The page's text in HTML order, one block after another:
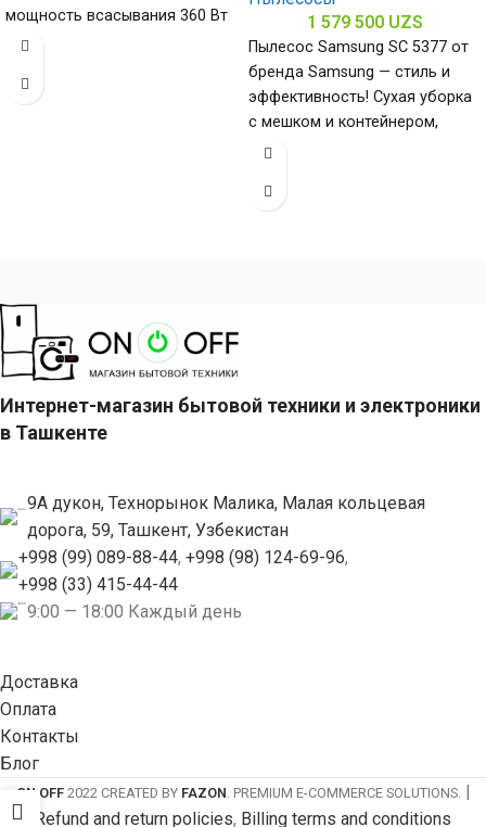
мощность всасывания 360 Вт
1 579 500 UZS
Пылесос Samsung SC 5377 от
бренда Samsung — стиль и
эффективность! Сухая уборка
с мешком и контейнером,
мощность всасывания 500
Интернет-магазин бытовой техники и электроники
в Ташкенте
9А дукон, Технорынок Малика, Малая кольцевая
дорога, 59, Ташкент, Узбекистан
+998 (99) 089-88-44, +998 (98) 124-69-96,
+998 (33) 415-44-44
9:00 — 18:00 Каждый день
Доставка
Оплата
Контакты
Блог
ON OFF 2022 CREATED BY FAZON . PREMIUM E-COMMERCE SOLUTIONS.|
Refund and return policies, Billing terms and conditions